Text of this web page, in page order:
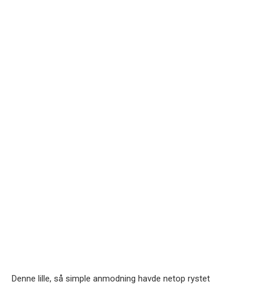
Denne lille, så simple anmodning havde netop rystet